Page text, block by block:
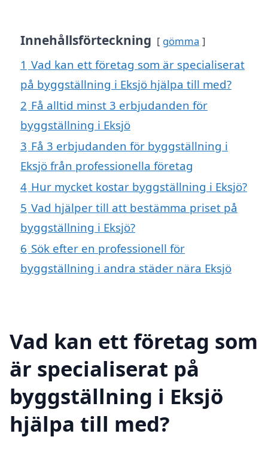
Innehållsförteckning gömma
1 Vad kan ett företag som är specialiserat
på byggställning i Eksjö hjälpa till med?
2 Få alltid minst 3 erbjudanden för
byggställning i Eksjö
3 Få 3 erbjudanden för byggställning i
Eksjö från professionella företag
4 Hur mycket kostar byggställning i Eksjö?
5 Vad hjälper till att bestämma priset på
byggställning i Eksjö?
6 Sök efter en professionell för
byggställning i andra städer nära Eksjö
Vad kan ett företag som
är specialiserat på
byggställning i Eksjö
hjälpa till med?